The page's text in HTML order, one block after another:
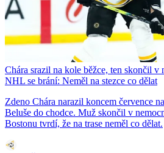
Chára srazil na kole běžce, ten skončil
NHL se brání: Neměl na stezce co dělat
Zdeno Chára narazil koncem července
Beluše do chodce. Muž skončil v
Bostonu tvrdí, že na trase neměl co dělat.